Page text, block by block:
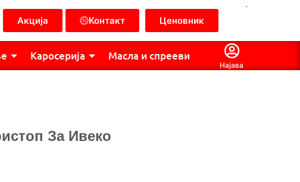
Акција Контакт Ценовник
.
Каросерија Масла и спрееви
Најава
За Ивеко